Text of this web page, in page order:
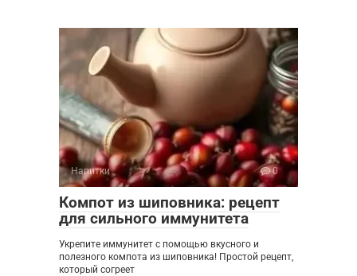
Напитки 0
Компот из шиповника: рецепт
для сильного иммунитета
Укрепите иммунитет с помощью вкусного и
полезного компота из шиповника! Простой рецепт,
который согреет